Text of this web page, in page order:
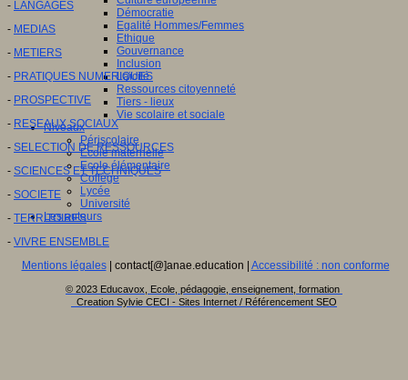
Démocratie
Egalité Hommes/Femmes
Ethique
Gouvernance
Inclusion
Laïcité
Ressources citoyenneté
Tiers - lieux
Vie scolaire et sociale
Niveaux
Périscolaire
Ecole maternelle
Ecole élémentaire
Collège
Lycée
Université
Les auteurs
- LANGAGES
- MEDIAS
- METIERS
- PRATIQUES NUMERIQUES
- PROSPECTIVE
- RESEAUX SOCIAUX
- SELECTION DE RESSOURCES
- SCIENCES ET TECHNIQUES
- SOCIETE
- TERRITOIRES
- VIVRE ENSEMBLE
Mentions légales| contact[@]anae.education | Accessibilité : non conforme
© 2023 Educavox, Ecole, pédagogie, enseignement, formation
Creation Sylvie CECI - Sites Internet / Référencement SEO